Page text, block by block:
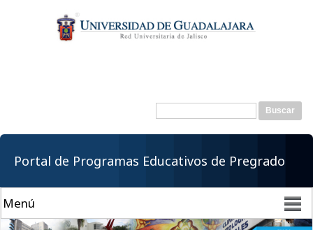
contenido
principal
Formulario de
Buscar
Portal de Programas Educativos de Pregrado